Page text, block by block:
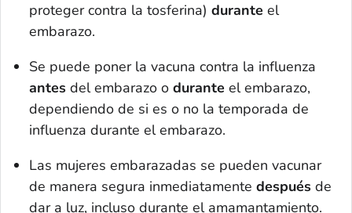
proteger contra la tosferina) durante el
embarazo.
Se puede poner la vacuna contra la influenza
antes del embarazo o durante el embarazo,
dependiendo de si es o no la temporada de
influenza durante el embarazo.
Las mujeres embarazadas se pueden vacunar
de manera segura inmediatamente después de
dar a luz, incluso durante el amamantamiento.